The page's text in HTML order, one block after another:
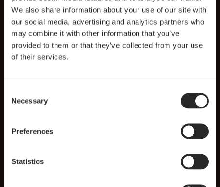
We also share information about your use of our site with
our social media, advertising and analytics partners who
may combine it with other information that you’ve
provided to them or that they’ve collected from your use
of their services.
Selection
Necessary
Preferences
Statistics